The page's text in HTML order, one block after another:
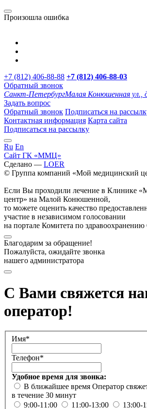
Произошла ошибка
+7 (812) 406-88-88 +7 (812) 406-88-03
Обратный звонок
Санкт-ПетербургМалая Конюшенная ул.,
Задать вопрос
Обратный звонок Подписаться на
Контактная информация Карта сайта
Подписаться на рассылку
Ru En
Сайт ГК «ММЦ»
Сделано — LOER
© Группа компаний «Мой медицинский
Если Вы проходили лечение в Клинике
центр» на Малой Конюшенной,
то можете оценить качество
участие в независимом голосовании
на портале Комитета по здравоохранению
Благодарим за обращение!
Пожалуйста, ожидайте звонка
нашего администратора
С Вами свяжется
оператор!
Имя*
Телефон*
Удобное время для звонка:
В ближайшее время Оператор
в течение 30 минут
9:00-11:00
11:00-13:00 13:00-